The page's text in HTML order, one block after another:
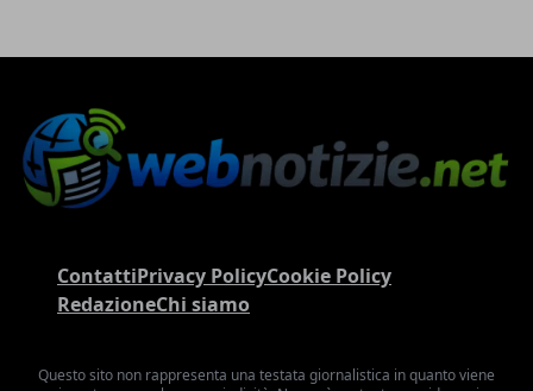
ContattiPrivacy PolicyCookie Policy
RedazioneChi siamo
Questo sito non rappresenta una testata giornalistica in quanto viene